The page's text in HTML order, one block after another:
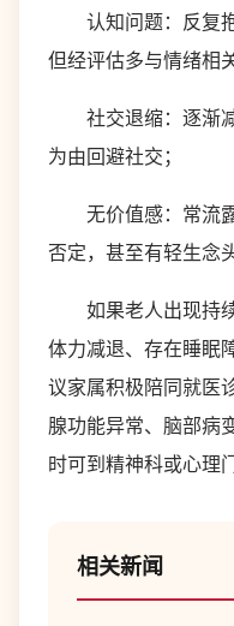
认知问题：反复抱
但经评估多与情绪相
社交退缩：逐渐减
为由回避社交；
无价值感：常流露
否定，甚至有轻生念
如果老人出现持续
体力减退、存在睡眠
议家属积极陪同就医
腺功能异常、脑部病
时可到精神科或心理
相关新闻